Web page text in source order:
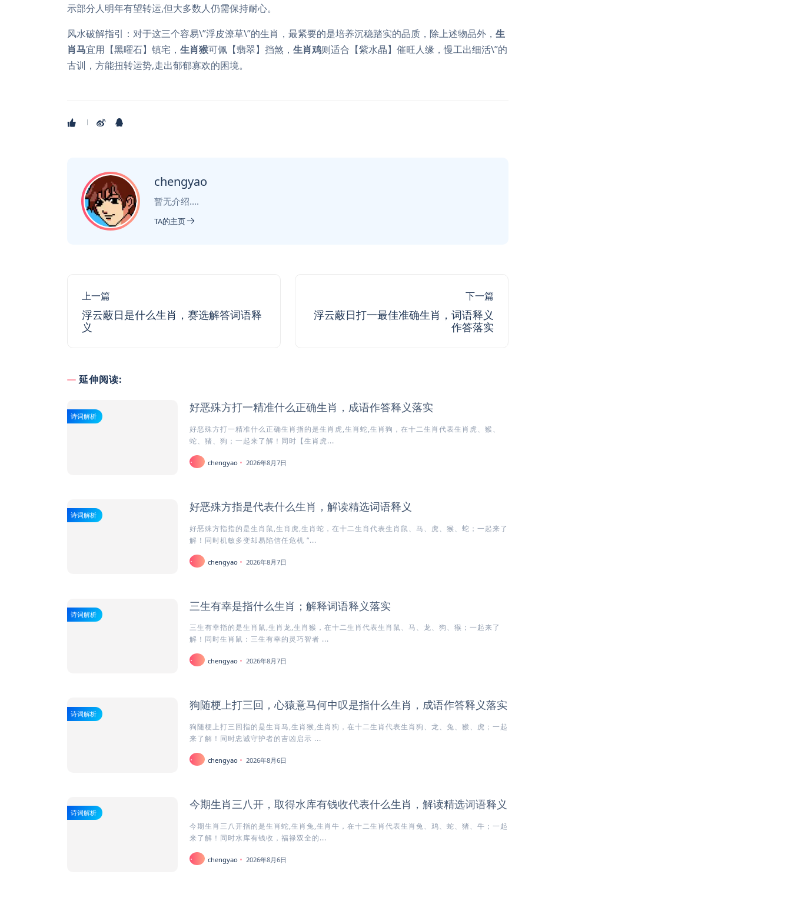
示部分人明年有望转运,但大多数人仍需保持耐心。
风水破解指引：对于这三个容易\”浮皮潦草\”的生肖，最紧要的是培养沉稳踏实的品质，除上述物品外， 生
肖马宜用【黑曜石】镇宅， 生肖猴可佩【翡翠】挡煞， 生肖鸡则适合【紫水晶】催旺人缘，慢工出细活\”的
古训，方能扭转运势,走出郁郁寡欢的困境。
chengyao
暂无介绍....
TA的主页
上一篇
浮云蔽日是什么生肖，赛选解答词语释
义
下一篇
浮云蔽日打一最佳准确生肖，词语释义
作答落实
延伸阅读:
诗词解析
好恶殊方打一精准什么正确生肖，成语作答释义落实
好恶殊方打一精准什么正确生肖指的是生肖虎,生肖蛇,生肖狗，在十二生肖代表生肖虎、猴、
蛇、猪、狗；一起来了解！同时【生肖虎...
chengyao 2026年8月7日
诗词解析
好恶殊方指是代表什么生肖，解读精选词语释义
好恶殊方指指的是生肖鼠,生肖虎,生肖蛇，在十二生肖代表生肖鼠、马、虎、猴、蛇；一起来了
解！同时机敏多变却易陷信任危机 “...
chengyao 2026年8月7日
诗词解析
三生有幸是指什么生肖；解释词语释义落实
三生有幸指的是生肖鼠,生肖龙,生肖猴，在十二生肖代表生肖鼠、马、龙、狗、猴；一起来了
解！同时生肖鼠：三生有幸的灵巧智者 ...
chengyao 2026年8月7日
诗词解析
狗随梗上打三回，心猿意马何中叹是指什么生肖，成语作答释义落实
狗随梗上打三回指的是生肖马,生肖猴,生肖狗，在十二生肖代表生肖狗、龙、兔、猴、虎；一起
来了解！同时忠诚守护者的吉凶启示 ...
chengyao 2026年8月6日
诗词解析
今期生肖三八开，取得水库有钱收代表什么生肖，解读精选词语释义
今期生肖三八开指的是生肖蛇,生肖兔,生肖牛，在十二生肖代表生肖兔、鸡、蛇、猪、牛；一起
来了解！同时水库有钱收，福禄双全的...
chengyao 2026年8月6日